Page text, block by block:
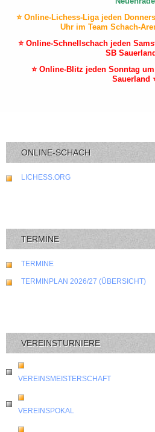
⭐ Online-Lichess-Liga jeden
Uhr im Team Schach-
⭐ Online-Schnellschach jeden
SB
⭐ Online-Blitz jeden Sonntag
Sauerland
ONLINE-SCHACH
LICHESS.ORG
TERMINE
TERMINE
TERMINPLAN 2026/27 (ÜBERSICHT)
VEREINSTURNIERE
VEREINSMEISTERSCHAFT
VEREINSPOKAL